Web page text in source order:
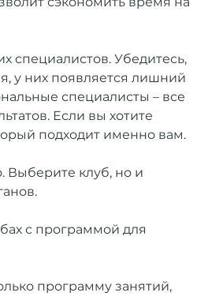
специалистов. Убедитесь,
у них появляется лишний
специалисты – все
Если вы хотите
подходит именно вам.
Выберите клуб, но и
с программой для
программу занятий,